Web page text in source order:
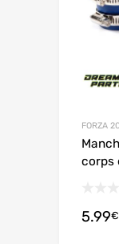
FORZA
corps
5.99€